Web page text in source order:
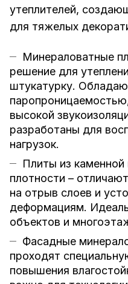
утеплителей,
для тяжелых
Минераловатные
решение для
штукатурку.
высокой
разработаны для
нагрузок.
Плиты из
плотности –
на отрыв слоев и
деформациям.
объектов и
Фасадные
проходят
повышения